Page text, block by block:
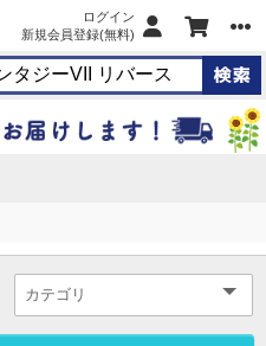
ログイン
新規会員登録(無料)